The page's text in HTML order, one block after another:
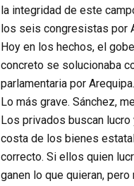
la integridad de este
los seis congresistas por
Hoy en los hechos, el
concreto se solucionaba
parlamentaria por Arequipa.
Lo más grave. Sánchez,
Los privados buscan
costa de los bienes
correcto. Si ellos quien
ganen lo que quieran,